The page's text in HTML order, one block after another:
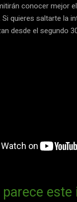
conocer mejor
quieres saltarte la
desde el segundo
parece este